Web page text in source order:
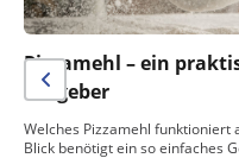
Pizzamehl – ein
Ratgeber
Welches Pizzamehl funktioniert
Blick benötigt ein so einfaches